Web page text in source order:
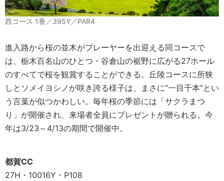
西コース 1番／395Y／PAR4
進入路から桜の並木がプレーヤーを出迎える同コースで
は、栃木百名山のひとつ・谷倉山の裾野に広がる27ホール
のすべてで桜を観賞することができる。丘陵コースに所狭
しとソメイヨシノが咲き誇る様子は、まさに“一目千本”とい
う言葉が似つかわしい。毎年桜の季節には「サクラまつ
り」が開催され、来場者全員にプレゼントが贈られる。今
年は3/23～4/13の期間で開催中。
都賀CC
27H・10016Y・P108